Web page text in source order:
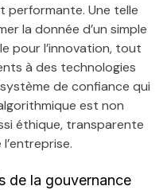
performante. Une telle
la donnée d’un simple
pour l’innovation, tout
à des technologies
de confiance qui
est non
éthique, transparente
de la gouvernance